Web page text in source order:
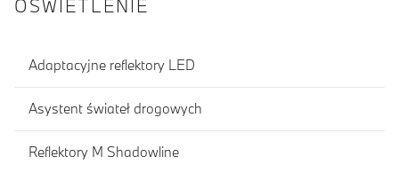
OŚWIETLENIE
Adaptacyjne reflektory LED
Asystent świateł drogowych
Reflektory M Shadowline